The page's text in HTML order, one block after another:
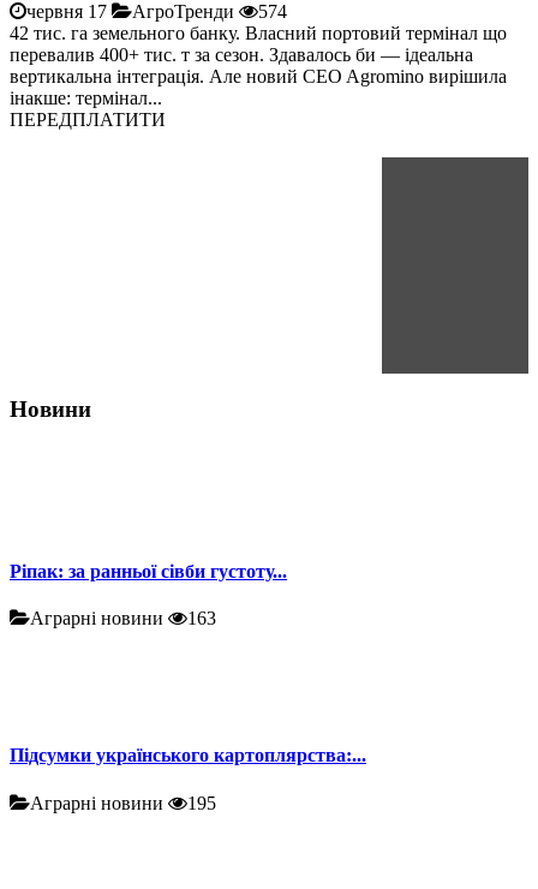
червня 17 АгроТренди
574
42 тис. га земельного банку. Власний портовий термінал що
перевалив 400+ тис. т за сезон. Здавалось би — ідеальна
вертикальна інтеграція. Але новий CEO Agromino вирішила
інакше: термінал...
ПЕРЕДПЛАТИТИ
Новини
Ріпак: за ранньої сівби густоту...
Аграрні новини 163
Підсумки українського картоплярства:...
Аграрні новини 195